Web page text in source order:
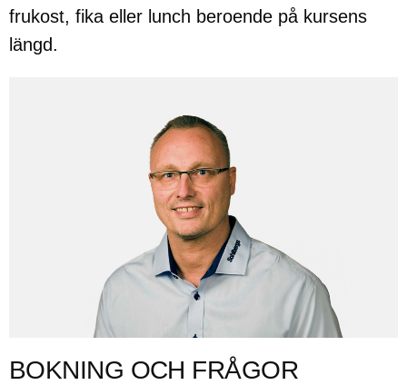
frukost, fika eller lunch beroende på kursens
längd.
BOKNING OCH FRÅGOR